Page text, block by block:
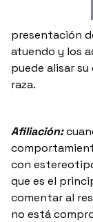
presentación
atuendo y los
puede alisar
raza.
Afiliación:
con
que es el
comentar al
no está